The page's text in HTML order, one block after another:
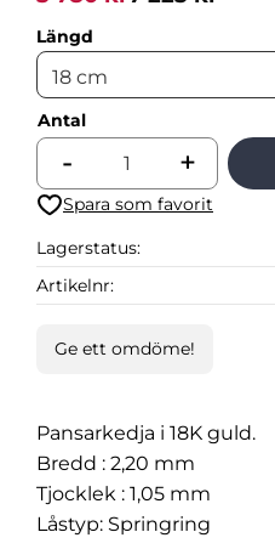
Längd
Antal
+
-
Lägg till i favoriter
Lagerstatus
Artikelnr
Ge ett omdöme!
Pansarkedja i 18K guld.
Bredd : 2,20 mm
Tjocklek : 1,05 mm
Låstyp: Springring